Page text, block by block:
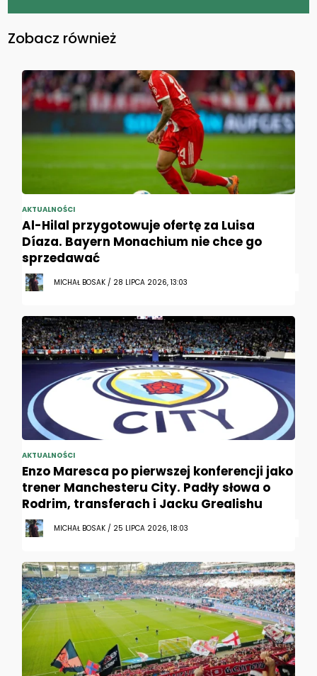
Zobacz również
AKTUALNOŚCI
Al-Hilal przygotowuje ofertę za Luisa
Díaza. Bayern Monachium nie chce go
sprzedawać
MICHAŁ BOSAK / 28 LIPCA 2026, 13:03
AKTUALNOŚCI
Enzo Maresca po pierwszej konferencji jako
trener Manchesteru City. Padły słowa o
Rodrim, transferach i Jacku Grealishu
MICHAŁ BOSAK / 25 LIPCA 2026, 18:03